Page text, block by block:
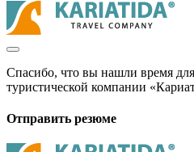
Спасибо, что вы нашли время
туристической компании
Отправить резюме